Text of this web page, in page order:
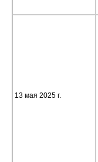
13 мая 2025 г.